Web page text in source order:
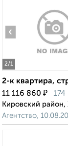
2/1
‹
2-к квартира,
11 116 860 ₽
Кировский
Агентство,